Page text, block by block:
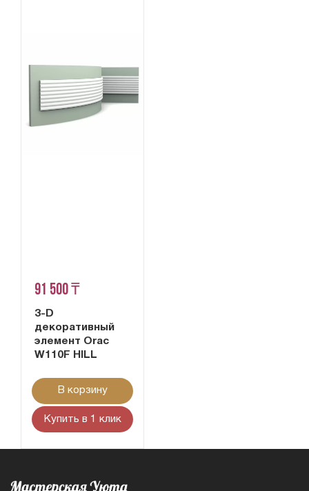
91 500 ₸
3-D
декоративный
элемент Orac
W110F HILL
В корзину
Купить в 1 клик